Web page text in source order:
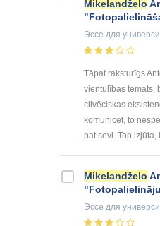
Mikelandželo
Эссе для
Tāpat raksturīgs
vientulības temats,
cilvēciskas
komunicēt, to
pat sevi. Top izjūta,
Mikelandželo
Эссе для